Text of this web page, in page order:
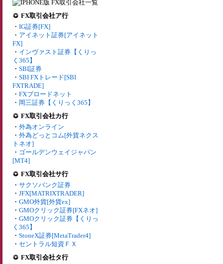
FX取引会社ア行
・ IG証券[FX]
・ アイネット証券[アイネット
FX]
・ インヴァスト証券【くりっ
く365】
・ SBI証券
・ SBI FXトレード[SBI
FXTRADE]
・ FXブロードネット
・ 岡三証券【くりっく365】
FX取引会社カ行
・ 外為オンライン
・ 外為どっとコム[外貨ネクス
トネオ]
・ ゴールデンウェイジャパン
[MT4]
FX取引会社サ行
・ サクソバンク証券
・ JFX[MATRIXTRADER]
・ GMO外貨[外貨ex]
・ GMOクリック証券[FXネオ]
・ GMOクリック証券【くりっ
く365】
・ StoneX証券[MetaTrader4]
・ セントラル短資ＦＸ
FX取引会社タ行